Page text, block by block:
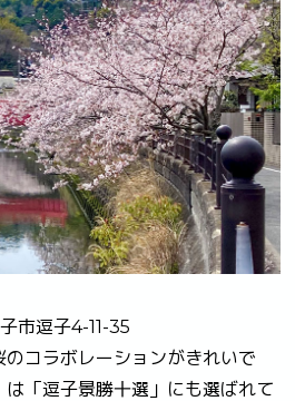
市逗子4-11-35
コラボレーションがきれいで
「逗子景勝十選」にも選ばれて